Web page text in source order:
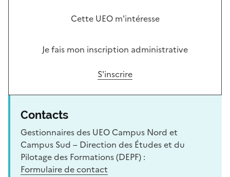
Cette UEO m'intéresse
Je fais mon inscription administrative
S'inscrire
Contacts
Gestionnaires des UEO Campus Nord et
Campus Sud – Direction des Études et du
Pilotage des Formations (DEPF) :
Formulaire de contact